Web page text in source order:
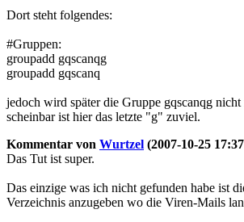
Dort steht folgendes:
#Gruppen:
groupadd gqscanqg
groupadd gqscanq
jedoch wird später die Gruppe gqscanqg
scheinbar ist hier das letzte "g" zuviel.
Kommentar von Wurtzel (2007-10-25
Das Tut ist super.
Das einzige was ich nicht gefunden habe ist
Verzeichnis anzugeben wo die Viren-Mails